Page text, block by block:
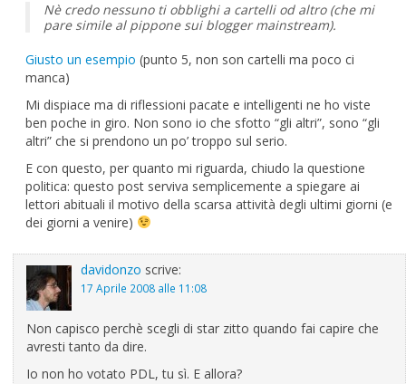
Nè credo nessuno ti obblighi a cartelli od altro (che mi
pare simile al pippone sui blogger mainstream).
Giusto un esempio (punto 5, non son cartelli ma poco ci
manca)
Mi dispiace ma di riflessioni pacate e intelligenti ne ho viste
ben poche in giro. Non sono io che sfotto “gli altri”, sono “gli
altri” che si prendono un po’ troppo sul serio.
E con questo, per quanto mi riguarda, chiudo la questione
politica: questo post serviva semplicemente a spiegare ai
lettori abituali il motivo della scarsa attività degli ultimi giorni (e
dei giorni a venire)
davidonzo scrive:
17 Aprile 2008 alle 11:08
Non capisco perchè scegli di star zitto quando fai capire che
avresti tanto da dire.
Io non ho votato PDL, tu sì. E allora?